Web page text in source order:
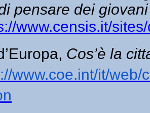
pensare dei
www.censis.it/
Cos’è la
www.coe.int/it/